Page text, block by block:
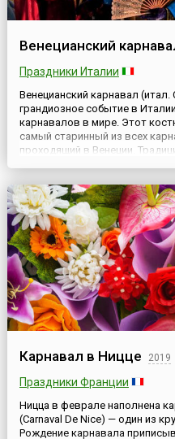
Венецианский
Праздники Италии
Венецианский карнавал (итал.
грандиозное событие в
карнавалов в мире. Этот
самый старинный из всех
проходящий в Венеции.
нака...
Карнавал в Ницце 2019
Праздники Франции
Ницца в феврале наполнена
(Carnaval De Nice) — один из
Рождение карнавала